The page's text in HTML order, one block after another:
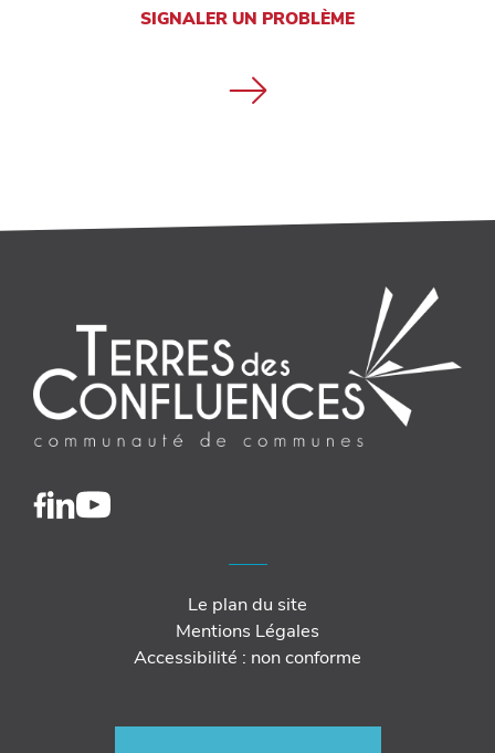
SIGNALER UN PROBLÈME
Le plan du site
Mentions Légales
Accessibilité : non conforme